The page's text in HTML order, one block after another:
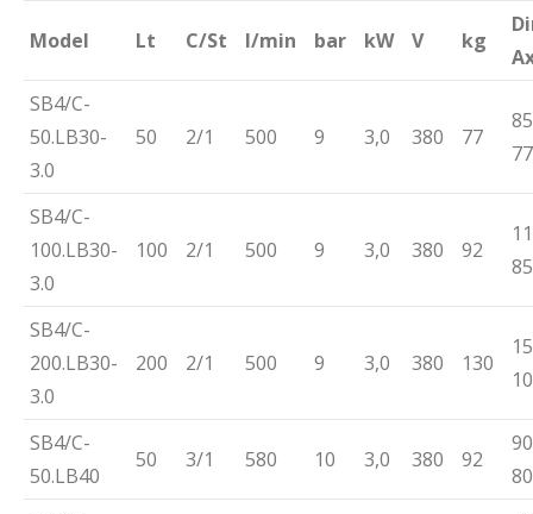
Model Lt C/St l/min bar kW V kg
SB4/C-
50.LB30-
3.0
50 2/1 500 9 3,0 380 77
SB4/C-
100.LB30-
3.0
100 2/1 500 9 3,0 380 92
SB4/C-
200.LB30-
3.0
200 2/1 500 9 3,0 380 130
SB4/C-
50.LB40
50 3/1 580 10 3,0 380 92